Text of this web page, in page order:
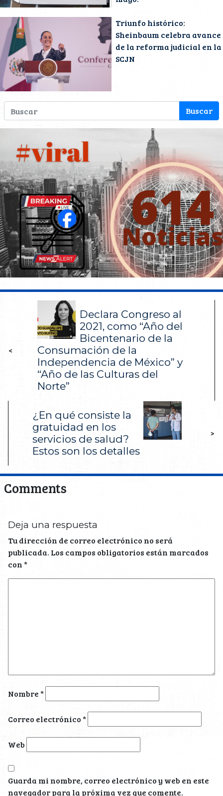
Triunfo histórico:
Sheinbaum celebra avance
de la reforma judicial en la
SCJN
<
Declara Congreso al
2021, como “Año del
Bicentenario de la
Consumación de la
Independencia de México” y
“Año de las Culturas del
Norte”
¿En qué consiste la
gratuidad en los
servicios de salud?
Estos son los detalles
>
Comments
Deja una respuesta
Tu dirección de correo electrónico no será
publicada. Los campos obligatorios están marcados
con*
Nombre*
Correo electrónico*
Web
Guarda mi nombre, correo electrónico y web en este
navegador para la próxima vez que comente.